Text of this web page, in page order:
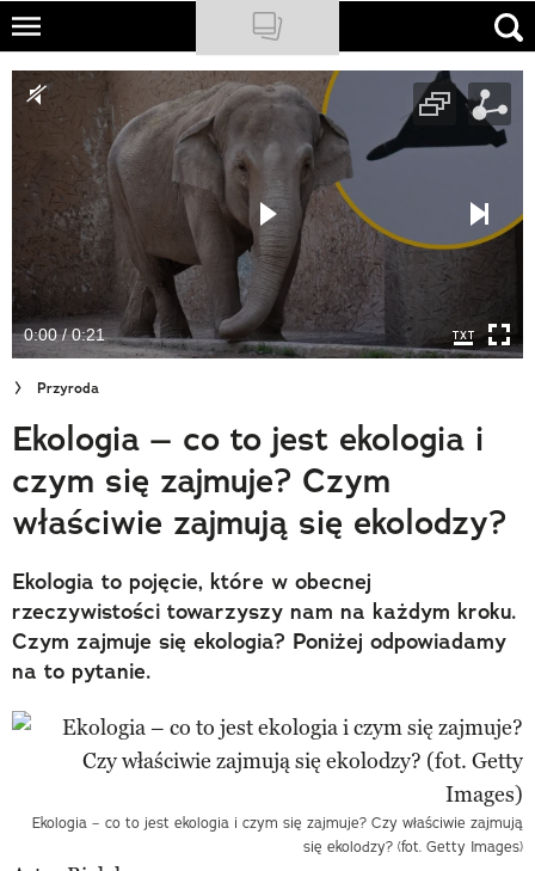
Skip
main
content
NATIONAL GEOGRAPHIC
TRAVELER
PODCASTY
Sklep
Newsletter
Cuda Polski
Wielki Konkurs Fotograficzny
Trendbook Podróżniczy
Polecane
0:00 / 0:21
Przyroda
Ekologia – co to jest ekologia i
czym się zajmuje? Czym
właściwie zajmują się ekolodzy?
Ekologia to pojęcie, które w obecnej
rzeczywistości towarzyszy nam na każdym kroku.
Czym zajmuje się ekologia? Poniżej odpowiadamy
na to pytanie.
Ekologia – co to jest ekologia i czym się zajmuje? Czy właściwie zajmują
się ekolodzy? (fot. Getty Images)